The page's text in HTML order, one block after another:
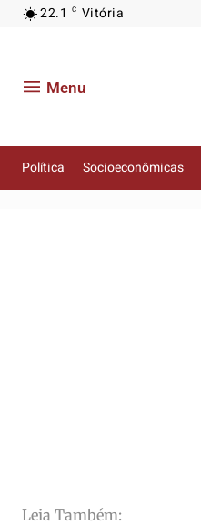
Economia
Economia
Economia
Economia
22.1 C Vitória
Menu
Política Socioeconômicas
Leia Também: